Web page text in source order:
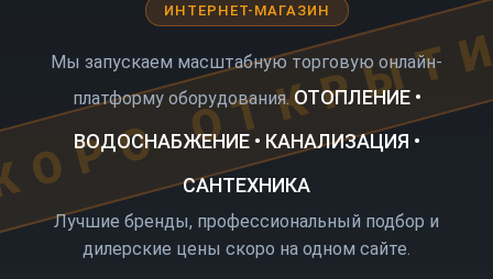
ИНТЕРНЕТ-МАГАЗИН
Мы запускаем масштабную торговую онлайн-
платформу оборудования. ОТОПЛЕНИЕ •
ВОДОСНАБЖЕНИЕ • КАНАЛИЗАЦИЯ •
САНТЕХНИКА
Лучшие бренды, профессиональный подбор и
дилерские цены скоро на одном сайте.